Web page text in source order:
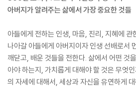
아버지가 알려주는 삶에서 가장 중요한 것들
아들에게 전하는 인생, 마음, 진리, 지혜에 관
나아갈 아들에게 아버지이자 인생 선배로서
깨닫고, 배운 것들을 전한다. 삶에서 어떤 것
아야 하는지, 가치롭게 대해야 할 것은 무엇
의 자세에 대해서, 세상과 자신을 유연하게